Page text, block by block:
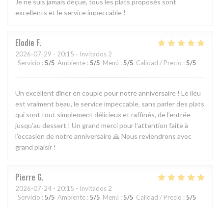
excellents et le service impeccable !
Elodie F
2026-07-29 - 20:15 - Invitados 2
Servicio : 5/5 Ambiente : 5/5 Menú : 5/5 Calidad / Precio : 5/5
Un excellent dîner en couple pour notre anniversaire ! Le lieu
est vraiment beau, le service impeccable, sans parler des plats
qui sont tout simplement délicieux et raffinés, de l’entrée
jusqu’au dessert ! Un grand merci pour l’attention faite à
l’occasion de notre anniversaire 🙏 Nous reviendrons avec
grand plaisir !
Pierre G
2026-07-24 - 20:15 - Invitados 2
Servicio : 5/5 Ambiente : 5/5 Menú : 5/5 Calidad / Precio : 5/5